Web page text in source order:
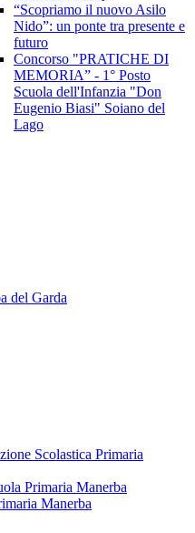
“Scopriamo il nuovo Asilo
Nido”: un ponte tra presente e
futuro
Concorso "PRATICHE DI
MEMORIA” - 1° Posto
Scuola dell'Infanzia "Don
Eugenio Biasi" Soiano del
Lago
del Garda
Scolastica Primaria
Primaria Manerba
Manerba